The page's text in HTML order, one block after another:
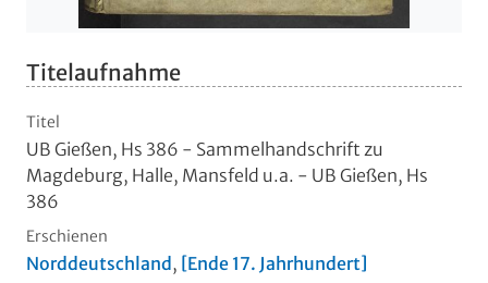
Titelaufnahme
Titel
UB Gießen, Hs 386 - Sammelhandschrift zu
Magdeburg, Halle, Mansfeld u.a. - UB Gießen, Hs
386
Erschienen
Norddeutschland , [Ende 17. Jahrhundert]